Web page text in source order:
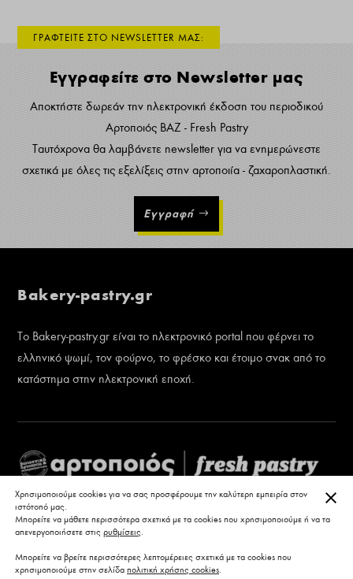
ΓΡΑΦΤΕΙΤΕ ΣΤΟ NEWSLETTER ΜΑΣ:
Εγγραφείτε στο Newsletter μας
Αποκτήστε δωρεάν την ηλεκτρονική έκδοση του περιοδικού
Αρτοποιός ΒΑΖ - Fresh Pastry
Ταυτόχρονα θα λαμβάνετε newsletter για να ενημερώνεστε
σχετικά με όλες τις εξελίξεις στην αρτοποιία - ζαχαροπλαστική.
Εγγραφή
Bakery-pastry.gr
Το Bakery-pastry.gr είναι το ηλεκτρονικό portal που φέρνει το
ελληνικό ψωμί, τον φούρνο, το φρέσκο και έτοιμο σνακ από το
κατάστημα στην ηλεκτρονική εποχή.
Χρησιμοποιούμε cookies για να σας προσφέρουμε την καλύτερη εμπειρία στον
ιστότοπό μας.
Μπορείτε να μάθετε περισσότερα σχετικά με τα cookies που χρησιμοποιούμε ή να τα
απενεργοποιήσετε στις ρυθμίσεις.
Μπορείτε να βρείτε περισσότερες λεπτομέρειες σχετικά με τα cookies που
χρησιμοποιούμε στην σελίδα πολιτική χρήσης cookies.